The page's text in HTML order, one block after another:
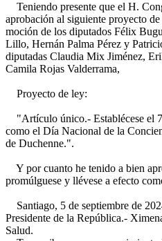
Teniendo presente que el H.
aprobación al siguiente proyecto
moción de los diputados Félix
Lillo, Hernán Palma Pérez y
diputadas Claudia Mix Jiménez,
Camila Rojas Valderrama,
Proyecto de ley:
"Artículo único.- Establécese el 7
como el Día Nacional de la
de Duchenne.".
Y por cuanto he tenido a bien
promúlguese y llévese a efecto
Santiago, 5 de septiembre de
Presidente de la República.-
Salud.